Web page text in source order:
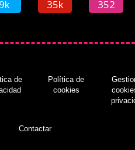
9k 35k 352
de
Política de
cookies
Contactar